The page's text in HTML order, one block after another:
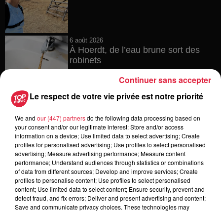
6 août 2026
À Hoerdt, de l’eau brune sort des
robinets
Tags antisémites à Strasbourg :
Catherine Trautmann réagit
6 août 2026
Au zoo de Mulhouse : rencontre
avec les flamants rouges
Le respect de votre vie privée est notre priorité
We and our (447) partnersdo the following data processing based on
your consent and/or our legitimate interest: Store and/or access
information on a device; Use limited data to select advertising; Create
profiles for personalised advertising; Use profiles to select personalised
advertising; Measure advertising performance; Measure content
performance; Understand audiences through statistics or combinations
of data from different sources; Develop and improve services; Create
profiles to personalise content; Use profiles to select personalised
content; Use limited data to select content; Ensure security, prevent and
detect fraud, and fix errors; Deliver and present advertising and content;
Save and communicate privacy choices. These technologies may
Continuer sans accepter